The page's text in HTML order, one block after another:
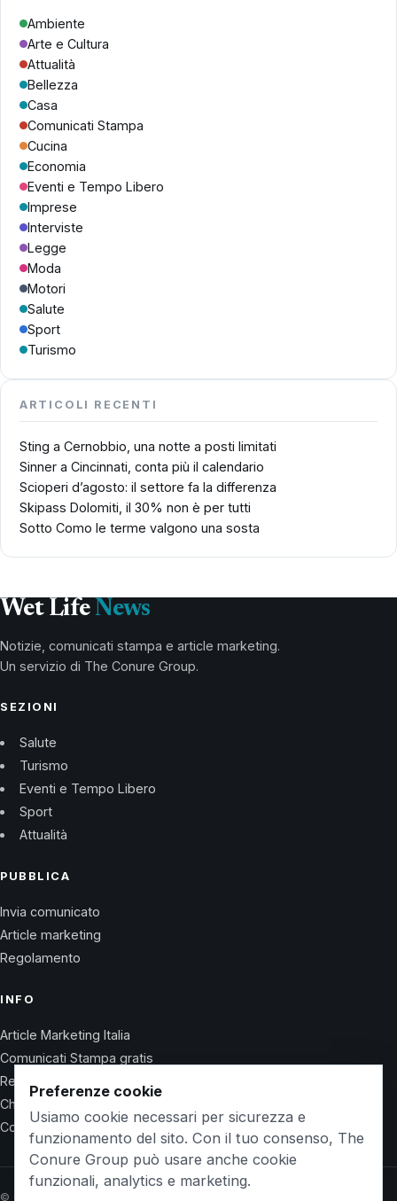
Ambiente
Arte e Cultura
Attualità
Bellezza
Casa
Comunicati Stampa
Cucina
Economia
Eventi e Tempo Libero
Imprese
Interviste
Legge
Moda
Motori
Salute
Sport
Turismo
ARTICOLI RECENTI
Sting a Cernobbio, una notte a posti limitati
Sinner a Cincinnati, conta più il calendario
Scioperi d’agosto: il settore fa la differenza
Skipass Dolomiti, il 30% non è per tutti
Sotto Como le terme valgono una sosta
Wet Life News
Notizie, comunicati stampa e article marketing.
Un servizio di The Conure Group.
SEZIONI
Salute
Turismo
Eventi e Tempo Libero
Sport
Attualità
PUBBLICA
Invia comunicato
Article marketing
Regolamento
INFO
Article Marketing Italia
Comunicati Stampa gratis
Regolamento
Chi Siamo
Contatti
© 2026 Wet Life News · The Conure Group
Preferenze cookie
Usiamo cookie necessari per sicurezza e
funzionamento del sito. Con il tuo consenso, The
Conure Group può usare anche cookie
funzionali, analytics e marketing.